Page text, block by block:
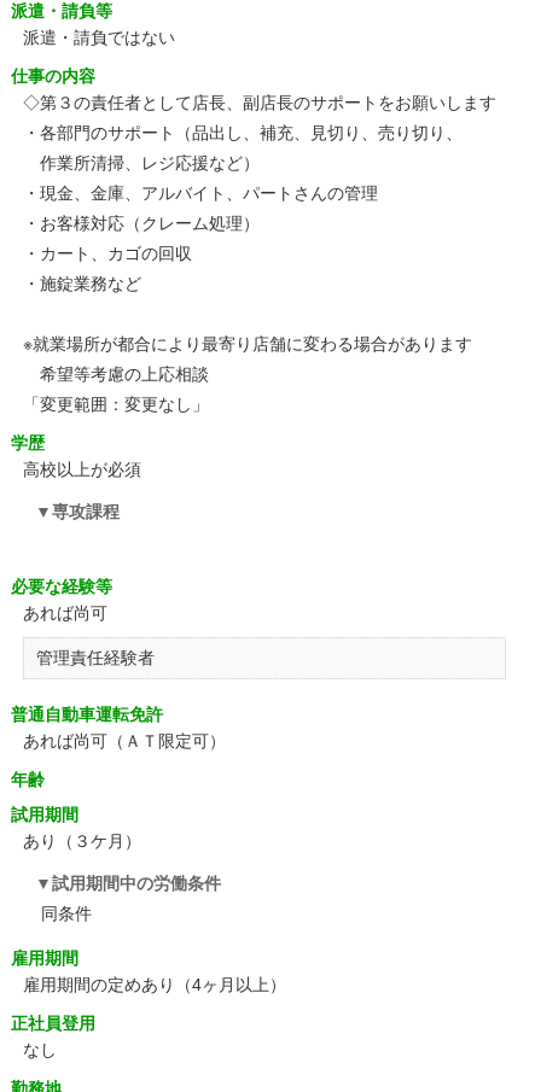
派遣・請負等
派遣・請負ではない
仕事の内容
◇第３の責任者として店長、副店長のサポートをお願いします
・各部門のサポート（品出し、補充、見切り、売り切り、
作業所清掃、レジ応援など）
・現金、金庫、アルバイト、パートさんの管理
・お客様対応（クレーム処理）
・カート、カゴの回収
・施錠業務など
※就業場所が都合により最寄り店舗に変わる場合があります
希望等考慮の上応相談
「変更範囲：変更なし」
学歴
高校以上が必須
専攻課程
必要な経験等
あれば尚可
管理責任経験者
普通自動車運転免許
あれば尚可（ＡＴ限定可）
年齢
試用期間
あり（３ケ月）
試用期間中の労働条件
同条件
雇用期間
雇用期間の定めあり（4ヶ月以上）
正社員登用
なし